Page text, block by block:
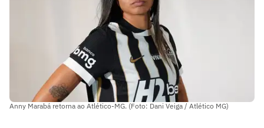
Anny Marabá retorna ao Atlético-MG. (Foto: Dani Veiga / Atlético MG)